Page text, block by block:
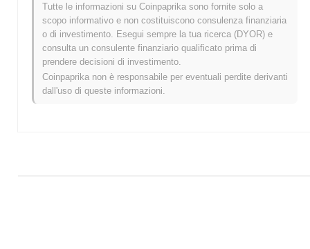
DePIN DAO è attualmente scambiato~99.17% al di sotto del suo
ATH .
Come si sta comportando DePIN DAO rispetto al
mercato crypto più ampio?
Negli ultimi 7 giorni, DePIN DAO ha guadagnato
sottoperformando il mercato crypto complessivo che ha registrato
Tutte le informazioni su Coinpaprika sono fornite solo a
scopo informativo e non costituiscono consulenza finanziaria
o di investimento. Esegui sempre la tua ricerca (DYOR) e
consulta un consulente finanziario qualificato prima di
prendere decisioni di investimento.
Coinpaprika non è responsabile per eventuali perdite derivanti
dall'uso di queste informazioni.